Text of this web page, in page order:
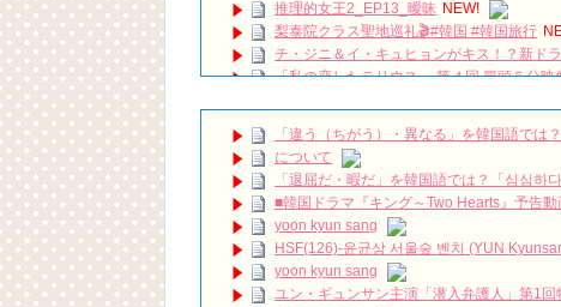
推理的女王2_EP13_曖昧 NEW!
梨泰院クラス聖地巡礼🎬#韓国 #韓国旅行
チ・ジニ＆イ・キュヒョンがキス！？新ド
「私の恋したテリウス 」第４回 冒頭５分映
ハン・ヘジン 한혜진 – (선공개) 강남 3대 얼
요? 밥블레스유 2 bobblessyou2 EP.18
ソン・ヘギョ – ソンヘギョ キスまとめ
ハン・ヘジン 한혜진 – Still We (여전히 우리
한가인 –
「ライフ・ オン・ マーズ」2019年11月2日
(ENG SUB) Behind The Scene Hyun Bin
ェジン / エンジョイ❕
「違う（ちがう）・異なる」を韓国語では
について
「退屈だ・暇だ」を韓国語では？「심심하
■韓国ドラマ『キング～Two Hearts』予告
yoon kyun sang
HSF(126)-윤균상 서울숲 벤치 (YUN
yoon kyun sang
ユン・ギュンサン主演「潜入弁護人」第1回